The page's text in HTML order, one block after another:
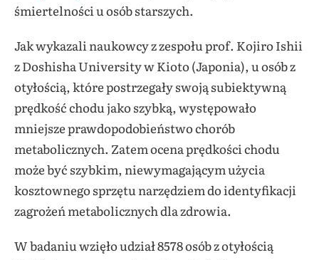
śmiertelności u osób starszych.
Jak wykazali naukowcy z zespołu prof. Kojiro Ishii
z Doshisha University w Kioto (Japonia), u osób z
otyłością, które postrzegały swoją subiektywną
prędkość chodu jako szybką, występowało
mniejsze prawdopodobieństwo chorób
metabolicznych. Zatem ocena prędkości chodu
może być szybkim, niewymagającym użycia
kosztownego sprzętu narzędziem do identyfikacji
zagrożeń metabolicznych dla zdrowia.
W badaniu wzięło udział 8578 osób z otyłością